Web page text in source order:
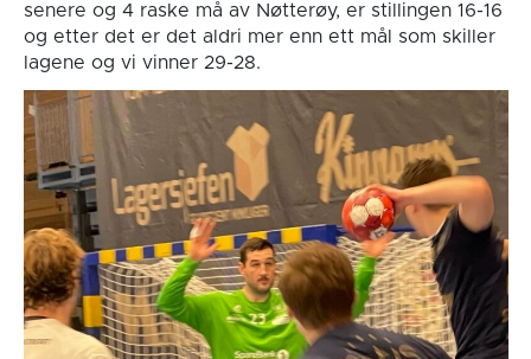
senere og 4 raske må av Nøtterøy, er stillingen 16-16
og etter det er det aldri mer enn ett mål som skiller
lagene og vi vinner 29-28.